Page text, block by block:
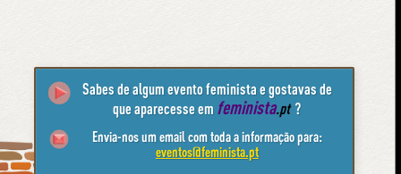
Sabes de algum evento feminista e gostavas de
que aparecesse em feminista.pt ?
Envia-nos um email com toda a informação para:
eventos@feminista.pt